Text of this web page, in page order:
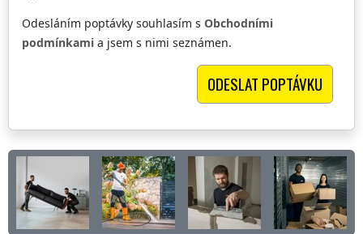
Odesláním poptávky souhlasím s Obchodními
podmínkami a jsem s nimi seznámen.